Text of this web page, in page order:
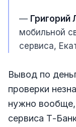
— Григорий
мобильной
сервиса,
Вывод по
проверки
нужно вообще,
сервиса Т-